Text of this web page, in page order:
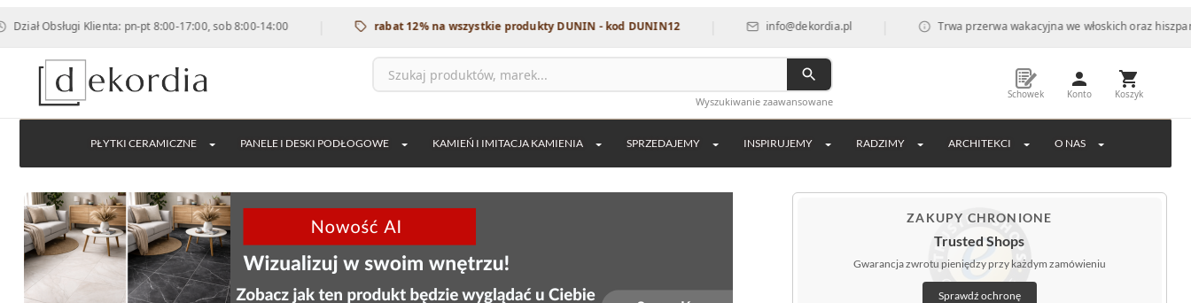
Klienta: pn-pt 8:00-17:00, sob 8:00-14:00 | rabat 12% na wszystkie produkty DUNIN - kod DUNIN12 | info@dekordia.pl | Trwa przerwa wakacyjna we włoskich oraz hiszpańskich
Wyszukiwanie zaawansowane
Schowek Konto Koszyk
PŁYTKI CERAMICZNE PANELE I DESKI PODŁOGOWE KAMIEŃ I IMITACJA KAMIENIA SPRZEDAJEMY INSPIRUJEMY RADZIMY ARCHITEKCI O NAS
ZAKUPY CHRONIONE
Trusted Shops
Gwarancja zwrotu pieniędzy przy każdym zamówieniu
Sprawdź ochronę